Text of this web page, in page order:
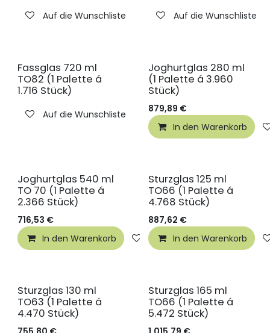
Auf die Wunschliste Auf die Wunschliste
Fassglas 720 ml
TO82 (1 Palette á
1.716 Stück)
Auf die Wunschliste
Joghurtglas 280 ml
(1 Palette á 3.960
Stück)
879,89 €
In den Warenkorb
Joghurtglas 540 ml
TO 70 (1 Palette á
2.366 Stück)
716,53 €
In den Warenkorb
Auf die Wunschliste
Sturzglas 125 ml
TO66 (1 Palette á
4.768 Stück)
887,62 €
In den Warenkorb
Sturzglas 130 ml
TO63 (1 Palette á
4.470 Stück)
Sturzglas 165 ml
TO66 (1 Palette á
5.472 Stück)